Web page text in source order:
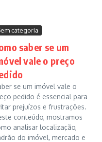
categoria
saber se um
vale o preço
se um imóvel vale o
pedido é essencial para
prejuízos e frustrações.
conteúdo, mostramos
analisar localização,
do imóvel, mercado e